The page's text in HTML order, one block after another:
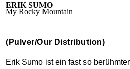
ERIK SUMO
My Rocky Mountain
(Pulver/Our Distribution)
Erik Sumo ist ein fast so